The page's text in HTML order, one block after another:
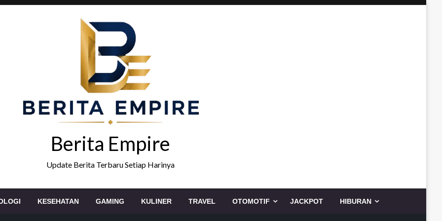
Berita Empire
Update Berita Terbaru Setiap Harinya
KESEHATAN GAMING KULINER TRAVEL OTOMOTIF JACKPOT HIBURAN